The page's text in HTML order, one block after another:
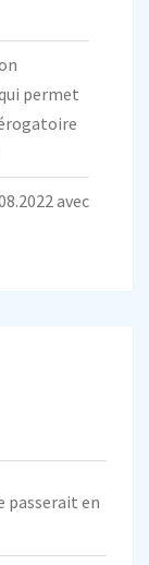
permet
avec
passerait en